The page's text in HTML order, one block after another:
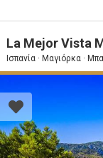
La Mejor Vista
Ισπανία · Μαγιόρκα ·